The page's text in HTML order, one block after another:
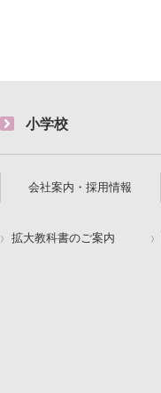
小学校
会社案内・採用情報
拡大教科書のご案内